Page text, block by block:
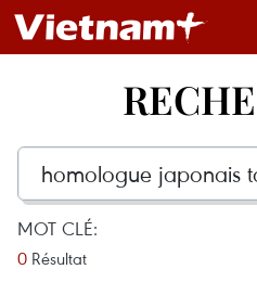
MOT CLÉ:
0 Résultat